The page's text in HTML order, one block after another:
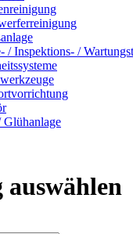
/ Inspektions- /
Glühanlage
auswählen